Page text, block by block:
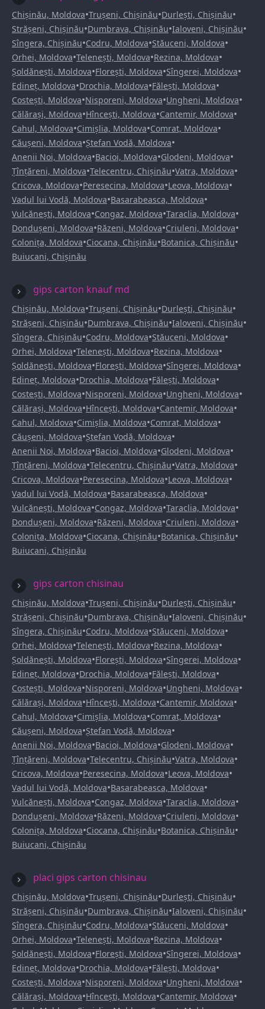
Chișinău, Moldova•Trușeni, Chișinău•Durlești, Chișinău•
Strășeni, Chișinău•Dumbrava, Chișinău•Ialoveni, Chișinău•
Sîngera, Chișinău•Codru, Moldova•Stăuceni, Moldova•
Orhei, Moldova•Telenești, Moldova•Rezina, Moldova•
Șoldănești, Moldova•Florești, Moldova•Sîngerei, Moldova•
Edineț, Moldova•Drochia, Moldova•Fălești, Moldova•
Costești, Moldova•Nisporeni, Moldova•Ungheni, Moldova•
Călărași, Moldova•Hîncești, Moldova•Cantemir, Moldova•
Cahul, Moldova•Cimișlia, Moldova•Comrat, Moldova•
Căușeni, Moldova•Ștefan Vodă, Moldova•
Anenii Noi, Moldova•Bacioi, Moldova•Glodeni, Moldova•
Țînțăreni, Moldova•Telecentru, Chișinău•Vatra, Moldova•
Cricova, Moldova•Peresecina, Moldova•Leova, Moldova•
Vadul lui Vodă, Moldova•Basarabeasca, Moldova•
Vulcănești, Moldova•Congaz, Moldova•Taraclia, Moldova•
Dondușeni, Moldova•Răzeni, Moldova•Criuleni, Moldova•
Colonița, Moldova•Ciocana, Chișinău•Botanica, Chișinău•
Buiucani, Chișinău
gips carton knauf md
Chișinău, Moldova•Trușeni, Chișinău•Durlești, Chișinău•
Strășeni, Chișinău•Dumbrava, Chișinău•Ialoveni, Chișinău•
Sîngera, Chișinău•Codru, Moldova•Stăuceni, Moldova•
Orhei, Moldova•Telenești, Moldova•Rezina, Moldova•
Șoldănești, Moldova•Florești, Moldova•Sîngerei, Moldova•
Edineț, Moldova•Drochia, Moldova•Fălești, Moldova•
Costești, Moldova•Nisporeni, Moldova•Ungheni, Moldova•
Călărași, Moldova•Hîncești, Moldova•Cantemir, Moldova•
Cahul, Moldova•Cimișlia, Moldova•Comrat, Moldova•
Căușeni, Moldova•Ștefan Vodă, Moldova•
Anenii Noi, Moldova•Bacioi, Moldova•Glodeni, Moldova•
Țînțăreni, Moldova•Telecentru, Chișinău•Vatra, Moldova•
Cricova, Moldova•Peresecina, Moldova•Leova, Moldova•
Vadul lui Vodă, Moldova•Basarabeasca, Moldova•
Vulcănești, Moldova•Congaz, Moldova•Taraclia, Moldova•
Dondușeni, Moldova•Răzeni, Moldova•Criuleni, Moldova•
Colonița, Moldova•Ciocana, Chișinău•Botanica, Chișinău•
Buiucani, Chișinău
gips carton chisinau
Chișinău, Moldova•Trușeni, Chișinău•Durlești, Chișinău•
Strășeni, Chișinău•Dumbrava, Chișinău•Ialoveni, Chișinău•
Sîngera, Chișinău•Codru, Moldova•Stăuceni, Moldova•
Orhei, Moldova•Telenești, Moldova•Rezina, Moldova•
Șoldănești, Moldova•Florești, Moldova•Sîngerei, Moldova•
Edineț, Moldova•Drochia, Moldova•Fălești, Moldova•
Costești, Moldova•Nisporeni, Moldova•Ungheni, Moldova•
Călărași, Moldova•Hîncești, Moldova•Cantemir, Moldova•
Cahul, Moldova•Cimișlia, Moldova•Comrat, Moldova•
Căușeni, Moldova•Ștefan Vodă, Moldova•
Anenii Noi, Moldova•Bacioi, Moldova•Glodeni, Moldova•
Țînțăreni, Moldova•Telecentru, Chișinău•Vatra, Moldova•
Cricova, Moldova•Peresecina, Moldova•Leova, Moldova•
Vadul lui Vodă, Moldova•Basarabeasca, Moldova•
Vulcănești, Moldova•Congaz, Moldova•Taraclia, Moldova•
Dondușeni, Moldova•Răzeni, Moldova•Criuleni, Moldova•
Colonița, Moldova•Ciocana, Chișinău•Botanica, Chișinău•
Buiucani, Chișinău
placi gips carton chisinau
Chișinău, Moldova•Trușeni, Chișinău•Durlești, Chișinău•
Strășeni, Chișinău•Dumbrava, Chișinău•Ialoveni, Chișinău•
Sîngera, Chișinău•Codru, Moldova•Stăuceni, Moldova•
Orhei, Moldova•Telenești, Moldova•Rezina, Moldova•
Șoldănești, Moldova•Florești, Moldova•Sîngerei, Moldova•
Edineț, Moldova•Drochia, Moldova•Fălești, Moldova•
Costești, Moldova•Nisporeni, Moldova•Ungheni, Moldova•
Călărași, Moldova•Hîncești, Moldova•Cantemir, Moldova•